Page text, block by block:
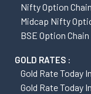
Nifty Option Chain
Midcap Nifty
BSE Option Chain
GOLD RATES :
Gold Rate Today
Gold Rate Today